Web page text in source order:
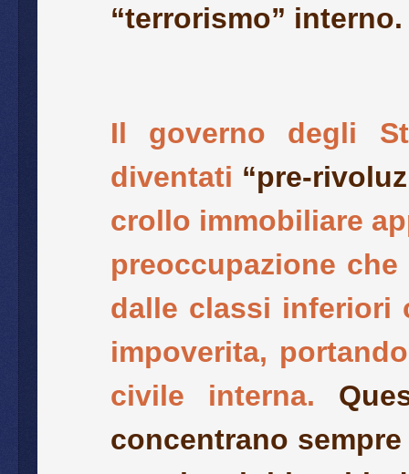
“terrorismo” interno.
Il governo degli
diventati “pre-
crollo immobiliare
preoccupazione
dalle classi inferiori
impoverita,
civile interna.
concentrano